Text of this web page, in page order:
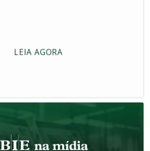
LEIA AGORA